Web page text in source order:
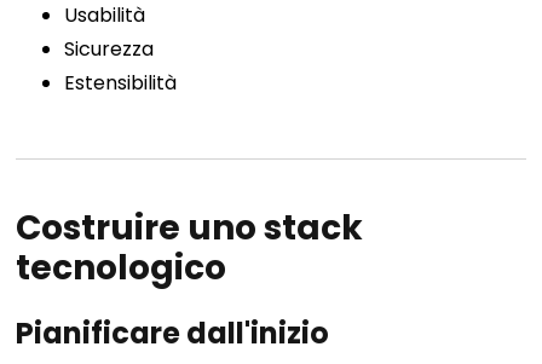
Usabilità
Sicurezza
Estensibilità
Costruire uno stack
tecnologico
Pianificare dall'inizio